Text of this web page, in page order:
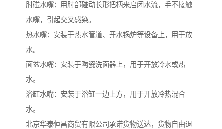
肘碰水嘴：用肘部碰动长形把柄来启闭水流，手不接触
水嘴，引起交叉感染。
热水嘴：安装于热水管道、开水锅炉等设备上，用于放
水。
面盆水嘴：安装于陶瓷洗面器上，用于开放冷水或热
水。
浴缸水嘴：安装于浴缸一边上方，用于开放冷热混合
水。
北京华泰恒昌商贸有限公司承诺货物送达，货物自由退